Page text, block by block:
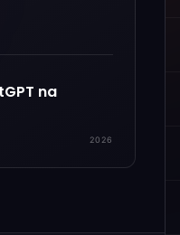
na
2026